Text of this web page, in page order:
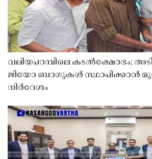
വലിയപറമ്പിലെ കടൽക്ഷോഭം;
ജിയോ ബാഗുകൾ സ്ഥാപിക്കാൻ
നിർദേശം